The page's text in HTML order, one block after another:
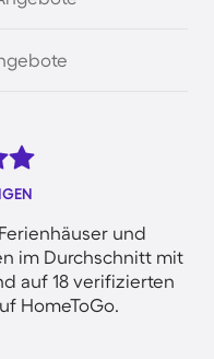
und
im Durchschnitt mit
auf 18 verifizierten
HomeToGo.